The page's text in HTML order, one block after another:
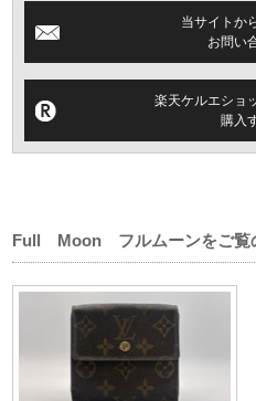
当サイトか
お問い
楽天ケルエショ
購入
Full Moon フルムーンをご覧